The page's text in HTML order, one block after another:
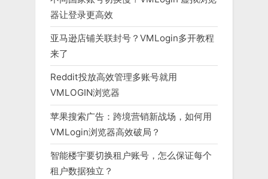
器让登录更高效
亚马逊店铺关联封号？VMLogin多开教程
来了
Reddit投放高效管理多账号就用
VMLOGIN浏览器
苹果搜索广告：跨境营销新战场，如何用
VMLogin浏览器高效破局？
智能楼宇要切换租户账号，怎么保证每个
租户数据独立？